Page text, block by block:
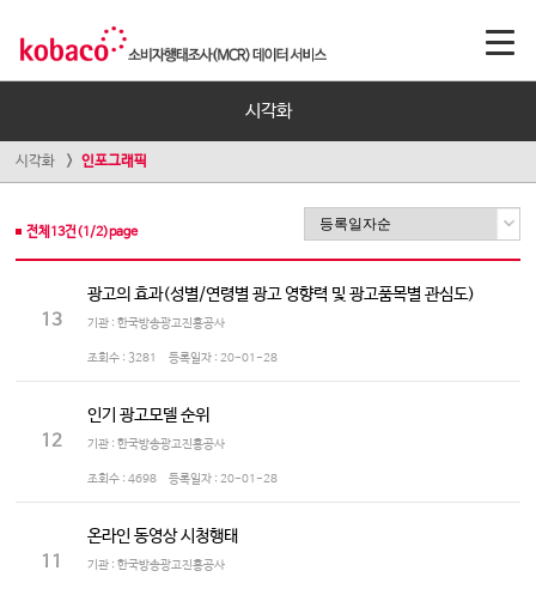
시각화
시각화 인포그래픽
전체 13건(1 /2)page
13
광고의 효과(성별/연령별 광고 영향력 및 광고품목별 관심도)
기관 : 한국방송광고진흥공사
조회수 : 3281 등록일자 : 20-01-28
12
인기 광고모델 순위
기관 : 한국방송광고진흥공사
조회수 : 4698 등록일자 : 20-01-28
11
온라인 동영상 시청행태
기관 : 한국방송광고진흥공사